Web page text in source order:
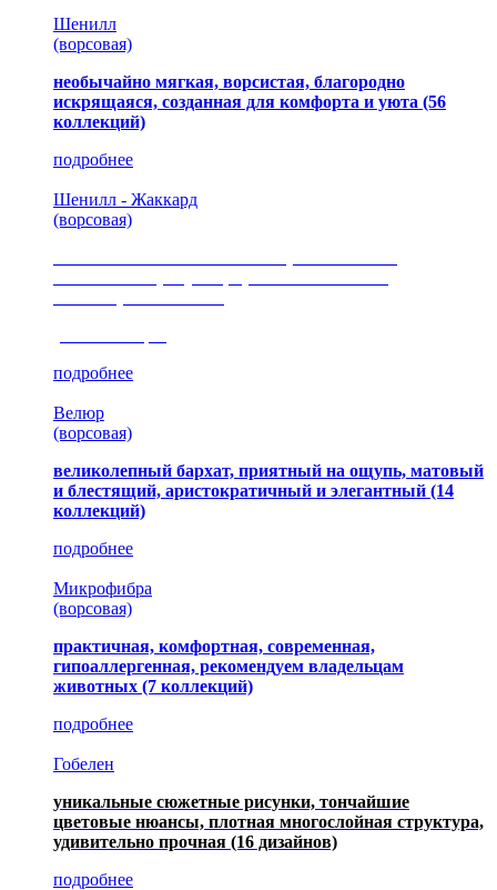
Шенилл
(ворсовая)
необычайно мягкая, ворсистая, благородно
искрящаяся, созданная для комфорта и уюта (56
коллекций)
подробнее
Шенилл - Жаккард
(ворсовая)
подробнее
Велюр
(ворсовая)
великолепный бархат, приятный на ощупь, матовый
и блестящий, аристократичный и элегантный (14
коллекций)
подробнее
Микрофибра
(ворсовая)
практичная, комфортная, современная,
гипоаллергенная, рекомендуем владельцам
животных (7 коллекций)
подробнее
Гобелен
уникальные сюжетные рисунки, тончайшие
цветовые нюансы, плотная многослойная структура,
удивительно прочная (16 дизайнов)
подробнее